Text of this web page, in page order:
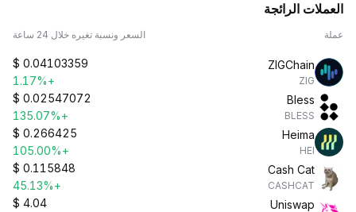
العملات الرائجة
عملة السعر ونسبة تغيره خلال 24 ساعة
ZIGChain
ZIG
$ 0.04103359
+1.17%
Bless
BLESS
$ 0.02547072
+135.07%
Heima
HEI
$ 0.266425
+105.00%
Cash Cat
CASHCAT
$ 0.115848
+45.13%
Uniswap
$ 4.04